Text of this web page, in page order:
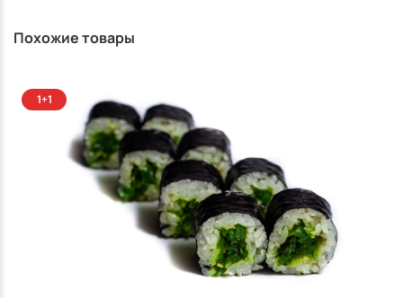
Похожие товары